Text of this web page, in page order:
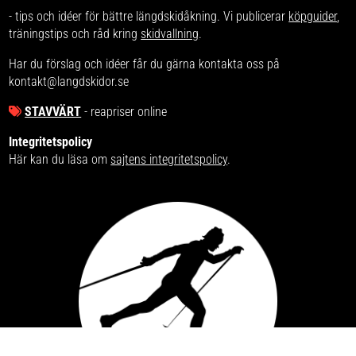
som söker ökad energi eller helt
enkelt vill ha en god dryck nära till
hands. Drycken finns i flera goda
speciella tillfällen finnas i
limiterade utföranden, så håll
- tips och idéer för bättre längdskidåkning. Vi publicerar köpguider,
träningstips och råd kring skidvallning.
Har du förslag och idéer får du gärna kontakta oss på
kontakt@langdskidor.se
STAVVÄRT - reapriser online
Integritetspolicy
Här kan du läsa om sajtens integritetspolicy.